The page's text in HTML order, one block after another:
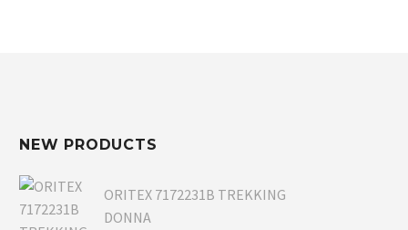
NEW PRODUCTS
ORITEX 7172231B TREKKING
DONNA